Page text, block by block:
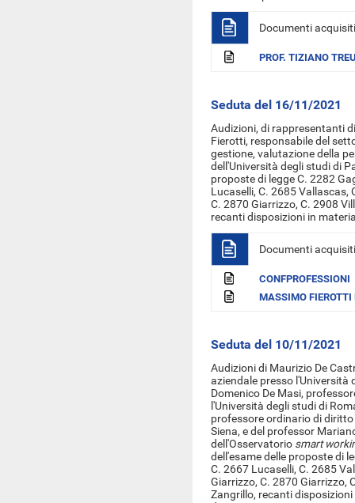
Documenti acquisiti
PROF. TIZIANO
Seduta del 16/11/2021
Audizioni, di rappresentanti
Fierotti, responsabile del
gestione, valutazione della
dell'Università degli studi di
proposte di legge C. 2282
Lucaselli, C. 2685 Vallascas,
C. 2870 Giarrizzo, C. 2908
recanti disposizioni in
Documenti acquisiti
CONFPROFESSIONI
MASSIMO FIEROTTI
Seduta del 10/11/2021
Audizioni di Maurizio De
aziendale presso l'Università
Domenico De Masi,
l'Università degli studi di
professore ordinario di
Siena, edel professor
dell'Osservatorio smart
dell'esame delle proposte di
C. 2667 Lucaselli, C. 2685
Giarrizzo, C. 2870 Giarrizzo,
Zangrillo, recanti